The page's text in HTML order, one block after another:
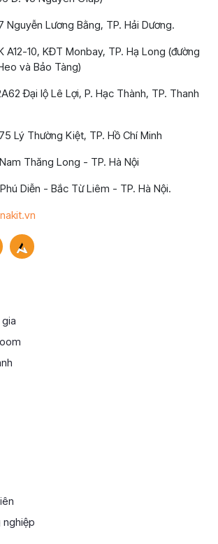
Nguyễn Lương Bằng, TP. Hải Dương.
A12-10, KĐT Monbay, TP. Hạ Long (đường
và Bảo Tàng)
Đại lộ Lê Lợi, P. Hạc Thành, TP. Thanh
Lý Thường Kiệt, TP. Hồ Chí Minh
Thăng Long - TP. Hà Nội
Diễn - Bắc Từ Liêm - TP. Hà Nội.